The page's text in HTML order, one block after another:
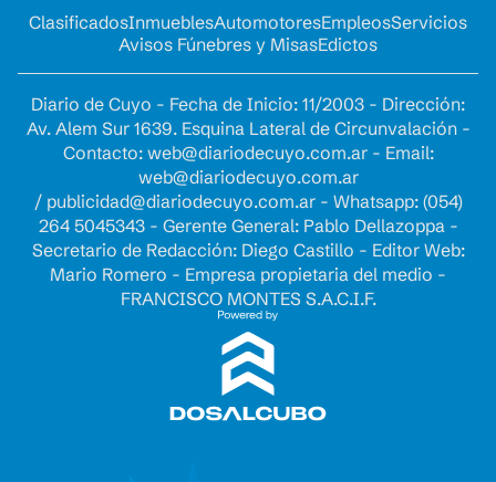
ClasificadosInmueblesAutomotoresEmpleosServicios
Avisos Fúnebres y MisasEdictos
Diario de Cuyo - Fecha de Inicio: 11/2003 - Dirección:
Av. Alem Sur 1639. Esquina Lateral de Circunvalación -
Contacto: web@diariodecuyo.com.ar- Email:
web@diariodecuyo.com.ar
/ publicidad@diariodecuyo.com.ar- Whatsapp: (054)
264 5045343 - Gerente General: Pablo Dellazoppa -
Secretario de Redacción: Diego Castillo - Editor Web:
Mario Romero - Empresa propietaria del medio -
FRANCISCO MONTES S.A.C.I.F.